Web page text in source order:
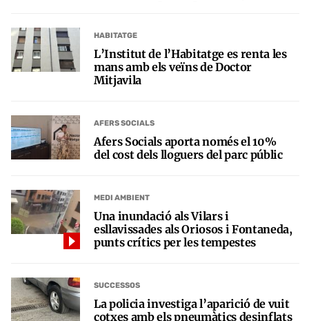
HABITATGE
L’Institut de l’Habitatge es renta les
mans amb els veïns de Doctor
Mitjavila
AFERS SOCIALS
Afers Socials aporta només el 10%
del cost dels lloguers del parc públic
MEDI AMBIENT
Una inundació als Vilars i
esllavissades als Oriosos i Fontaneda,
punts crítics per les tempestes
SUCCESSOS
La policia investiga l’aparició de vuit
cotxes amb els pneumàtics desinflats